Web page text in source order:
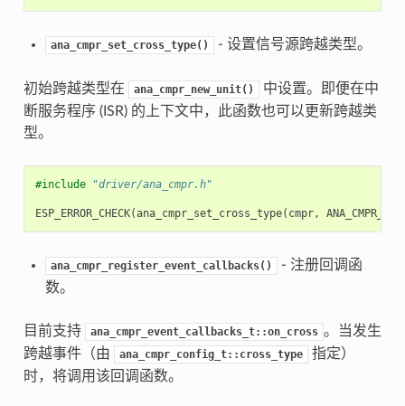
ana_cmpr_set_cross_type() - 设置信号源跨越类型。
初始跨越类型在 ana_cmpr_new_unit()
中设置。即便在中
断服务程序 (ISR) 的上下文中，此函数也可以更新跨越类
型。
#include "driver/ana_cmpr.h"
ESP_ERROR_CHECK(ana_cmpr_set_cross_type( cmpr,
ana_cmpr_register_event_callbacks()
- 注册回调函
数。
目前支持 ana_cmpr_event_callbacks_t::on_cross 。当发生
跨越事件（由
ana_cmpr_config_t::cross_type
指定）
时，将调用该回调函数。